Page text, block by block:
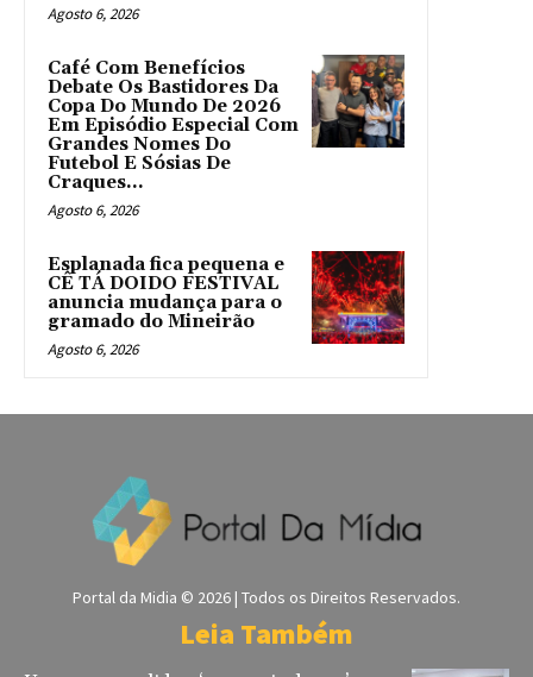
Agosto 6, 2026
Café Com Benefícios
Debate Os Bastidores Da
Copa Do Mundo De 2026
Em Episódio Especial Com
Grandes Nomes Do
Futebol E Sósias De
Craques...
Agosto 6, 2026
Esplanada fica pequena e
CÊ TÁ DOIDO FESTIVAL
anuncia mudança para o
gramado do Mineirão
Agosto 6, 2026
Portal da Midia © 2026 | Todos os Direitos Reservados.
Leia Também